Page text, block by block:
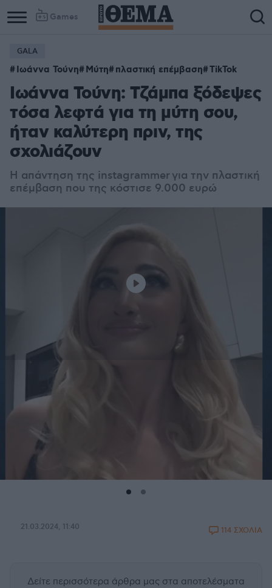
Games
GALA
Ιωάννα Τούνη Μύτη πλαστική επέμβαση TikTok
Ιωάννα Τούνη: Τζάμπα ξόδεψες
τόσα λεφτά για τη μύτη σου,
ήταν καλύτερη πριν, της
σχολιάζουν
Η απάντηση της instagrammer για την πλαστική
επέμβαση που της κόστισε 9.000 ευρώ
21.03.2024, 11:40 114 ΣΧΟΛΙΑ
Δείτε περισσότερα άρθρα μας στα αποτελέσματα